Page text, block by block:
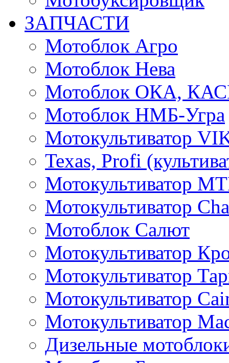
ЗАПЧАСТИ
Мотоблок Агро
Мотоблок Нева
Мотоблок ОКА,
Мотоблок НМБ-Угра
Мотокультиватор
Texas, Profi
Мотокультиватор
Мотокультиватор
Мотоблок Салют
Мотокультиватор
Мотокультиватор
Мотокультиватор
Мотокультиватор
Дизельные